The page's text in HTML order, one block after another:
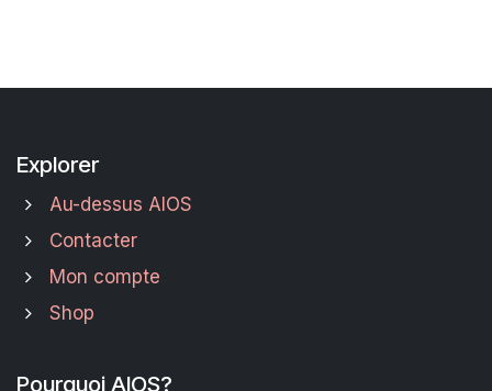
Explorer
Au-dessus AIOS
Contacter
Mon compte
Shop
Pourquoi AIOS?